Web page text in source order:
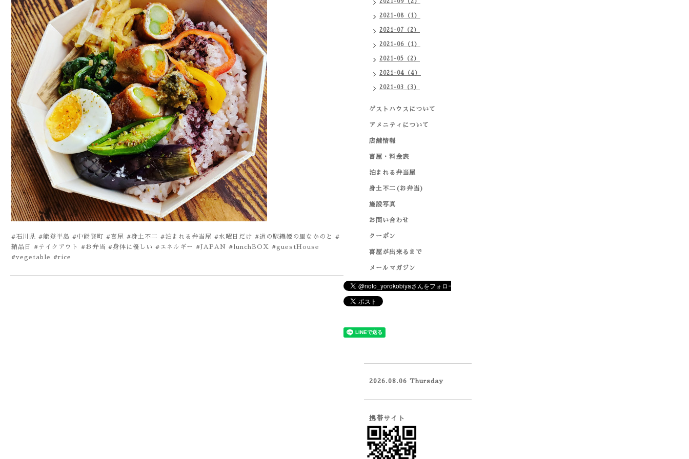
#石川県 #能登半島 #中能登町 #喜屋 #身土不二 #泊まれる弁当屋 #水曜日だけ #道の駅織姫の里なかのと #
納品日 #テイクアウト #お弁当 #身体に優しい #エネルギー #JAPAN #lunchBOX #guestHouse
#vegetable #rice
2021-09（2）
2021-08（1）
2021-07（2）
2021-06（1）
2021-05（2）
2021-04（4）
2021-03（3）
ゲストハウスについて
アメニティについて
店舗情報
喜屋・料金表
泊まれる弁当屋
身土不二(お弁当)
施設写真
お問い合わせ
クーポン
喜屋が出来るまで
メールマガジン
2026.08.06 Thursday
携帯サイト